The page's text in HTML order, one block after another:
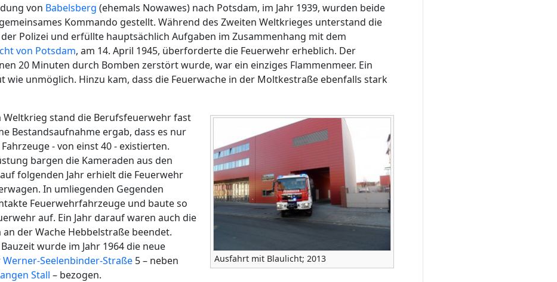
von Babelsberg (ehemals Nowawes) nach Potsdam, im Jahr 1939, wurden beide
Kommando gestellt. Während des Zweiten Weltkrieges unterstand die
Polizei und erfüllte hauptsächlich Aufgaben im Zusammenhang mit dem
von Potsdam, am 14. April 1945, überforderte die Feuerwehr erheblich. Der
20 Minuten durch Bomben zerstört wurde, war ein einziges Flammenmeer. Ein
wie unmöglich. Hinzu kam, dass die Feuerwache in der Moltkestraße ebenfalls stark
Ausfahrt mit Blaulicht; 2013
Weltkrieg stand die Berufsfeuerwehr fast
Bestandsaufnahme ergab, dass es nur
- von einst 40 - existierten.
bargen die Kameraden aus den
folgenden Jahr erhielt die Feuerwehr
In umliegenden Gegenden
Feuerwehrfahrzeuge und baute so
auf. Ein Jahr darauf waren auch die
der Wache Hebbelstraße beendet.
wurde im Jahr 1964 die neue
Werner-Seelenbinder-Straße 5 – neben
Stall – bezogen.